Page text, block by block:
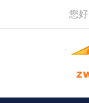
您